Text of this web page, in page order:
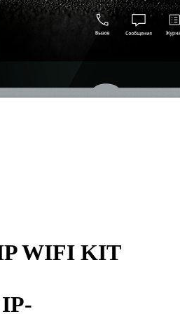
WIFI KIT